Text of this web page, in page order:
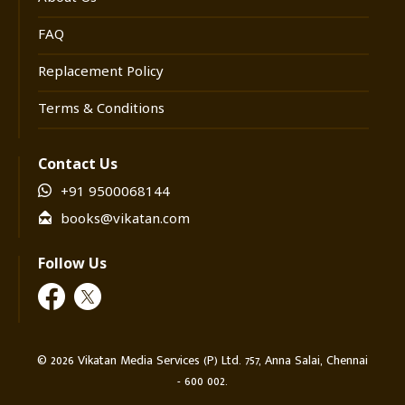
FAQ
Replacement Policy
Terms & Conditions
Contact Us
+91 9500068144
books@vikatan.com
Follow Us
© 2026 Vikatan Media Services (P) Ltd. 757, Anna Salai, Chennai
- 600 002.